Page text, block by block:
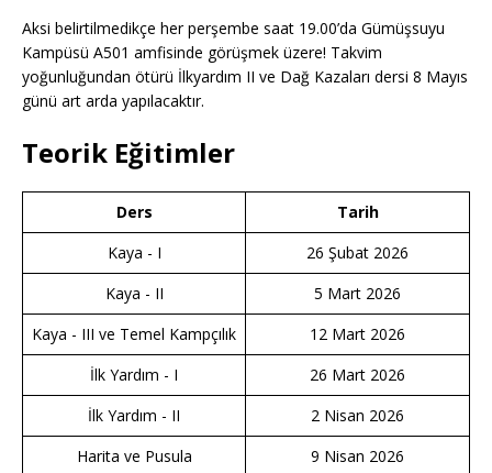
Aksi belirtilmedikçe her perşembe saat 19.00’da Gümüşsuyu
Kampüsü A501 amfisinde görüşmek üzere! Takvim
yoğunluğundan ötürü İlkyardım II ve Dağ Kazaları dersi 8 Mayıs
günü art arda yapılacaktır.
Teorik Eğitimler
Ders
Tarih
Kaya - I
26 Şubat 2026
Kaya - II
5 Mart 2026
Kaya - III ve Temel Kampçılık
12 Mart 2026
İlk Yardım - I
26 Mart 2026
İlk Yardım - II
2 Nisan 2026
Harita ve Pusula
9 Nisan 2026